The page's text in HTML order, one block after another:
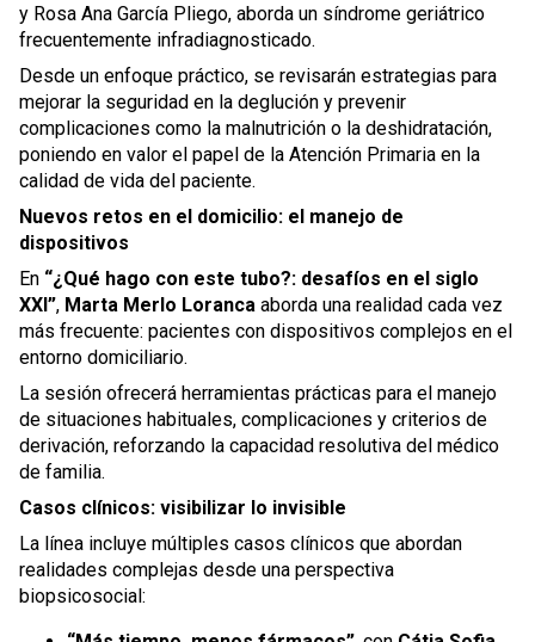
y Rosa Ana García Pliego, aborda un síndrome geriátrico
frecuentemente infradiagnosticado.
Desde un enfoque práctico, se revisarán estrategias para
mejorar la seguridad en la deglución y prevenir
complicaciones como la malnutrición o la deshidratación,
poniendo en valor el papel de la Atención Primaria en la
calidad de vida del paciente.
Nuevos retos en el domicilio: el manejo de
dispositivos
En “¿Qué hago con este tubo?: desafíos en el siglo
XXI”, Marta Merlo Loranca aborda una realidad cada vez
más frecuente: pacientes con dispositivos complejos en el
entorno domiciliario.
La sesión ofrecerá herramientas prácticas para el manejo
de situaciones habituales, complicaciones y criterios de
derivación, reforzando la capacidad resolutiva del médico
de familia.
Casos clínicos: visibilizar lo invisible
La línea incluye múltiples casos clínicos que abordan
realidades complejas desde una perspectiva
biopsicosocial: